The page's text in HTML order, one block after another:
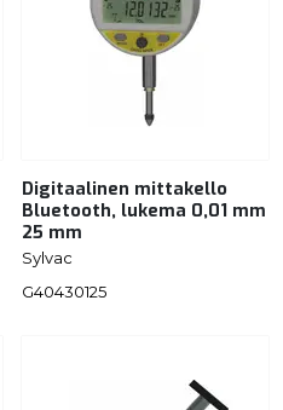
Digitaalinen mittakello
Bluetooth, lukema 0,01 mm
25 mm
Sylvac
G40430125